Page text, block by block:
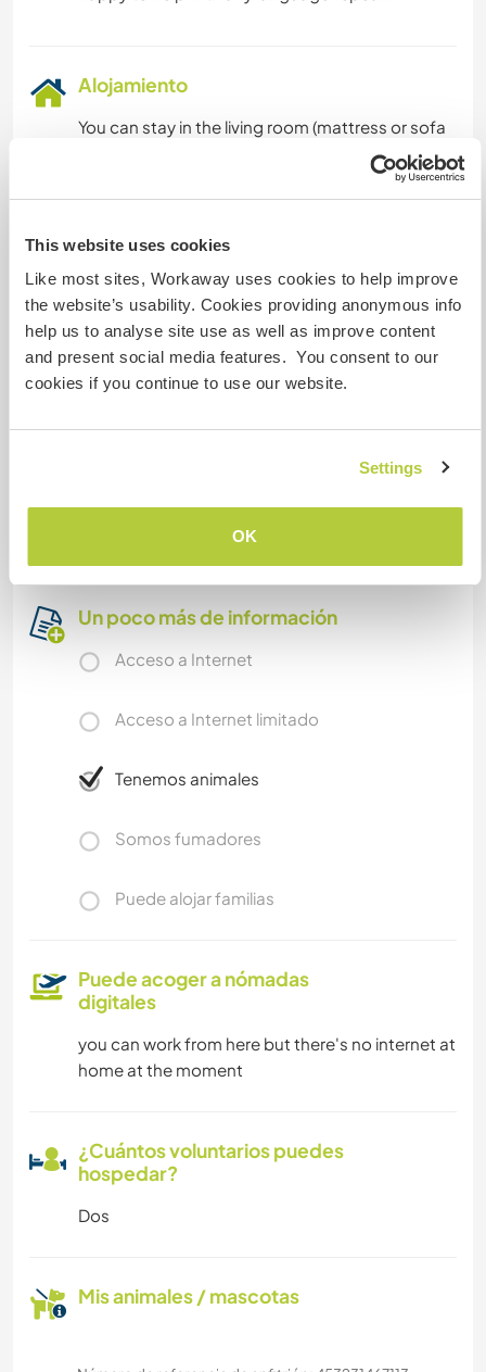
This website uses cookies
Like most sites, Workaway uses cookies to help improve
the website’s usability. Cookies providing anonymous info
help us to analyse site use as well as improve content
and present social media features. You consent to our
cookies if you continue to use our website.
Settings
OK
Alojamiento
You can stay in the living room (mattress or sofa
bed), or in a tent outside (small mattress &
There is a train station 20 minutes walking and a
bus stop right by the house. You can get to
cafés and mini markets on foot.
Due to the limited amount of work requested, I'll
required.
de Estrela, and not far from historical villages like
Monsanto and Idanha-a-Velha.
Un poco más de información
Acceso a Internet
Acceso a Internet limitado
Tenemos animales
Somos fumadores
Puede alojar familias
Puede acoger a nómadas
digitales
you can work from here but there's no internet at
home at the moment
¿Cuántos voluntarios puedes
hospedar?
Dos
Mis animales / mascotas